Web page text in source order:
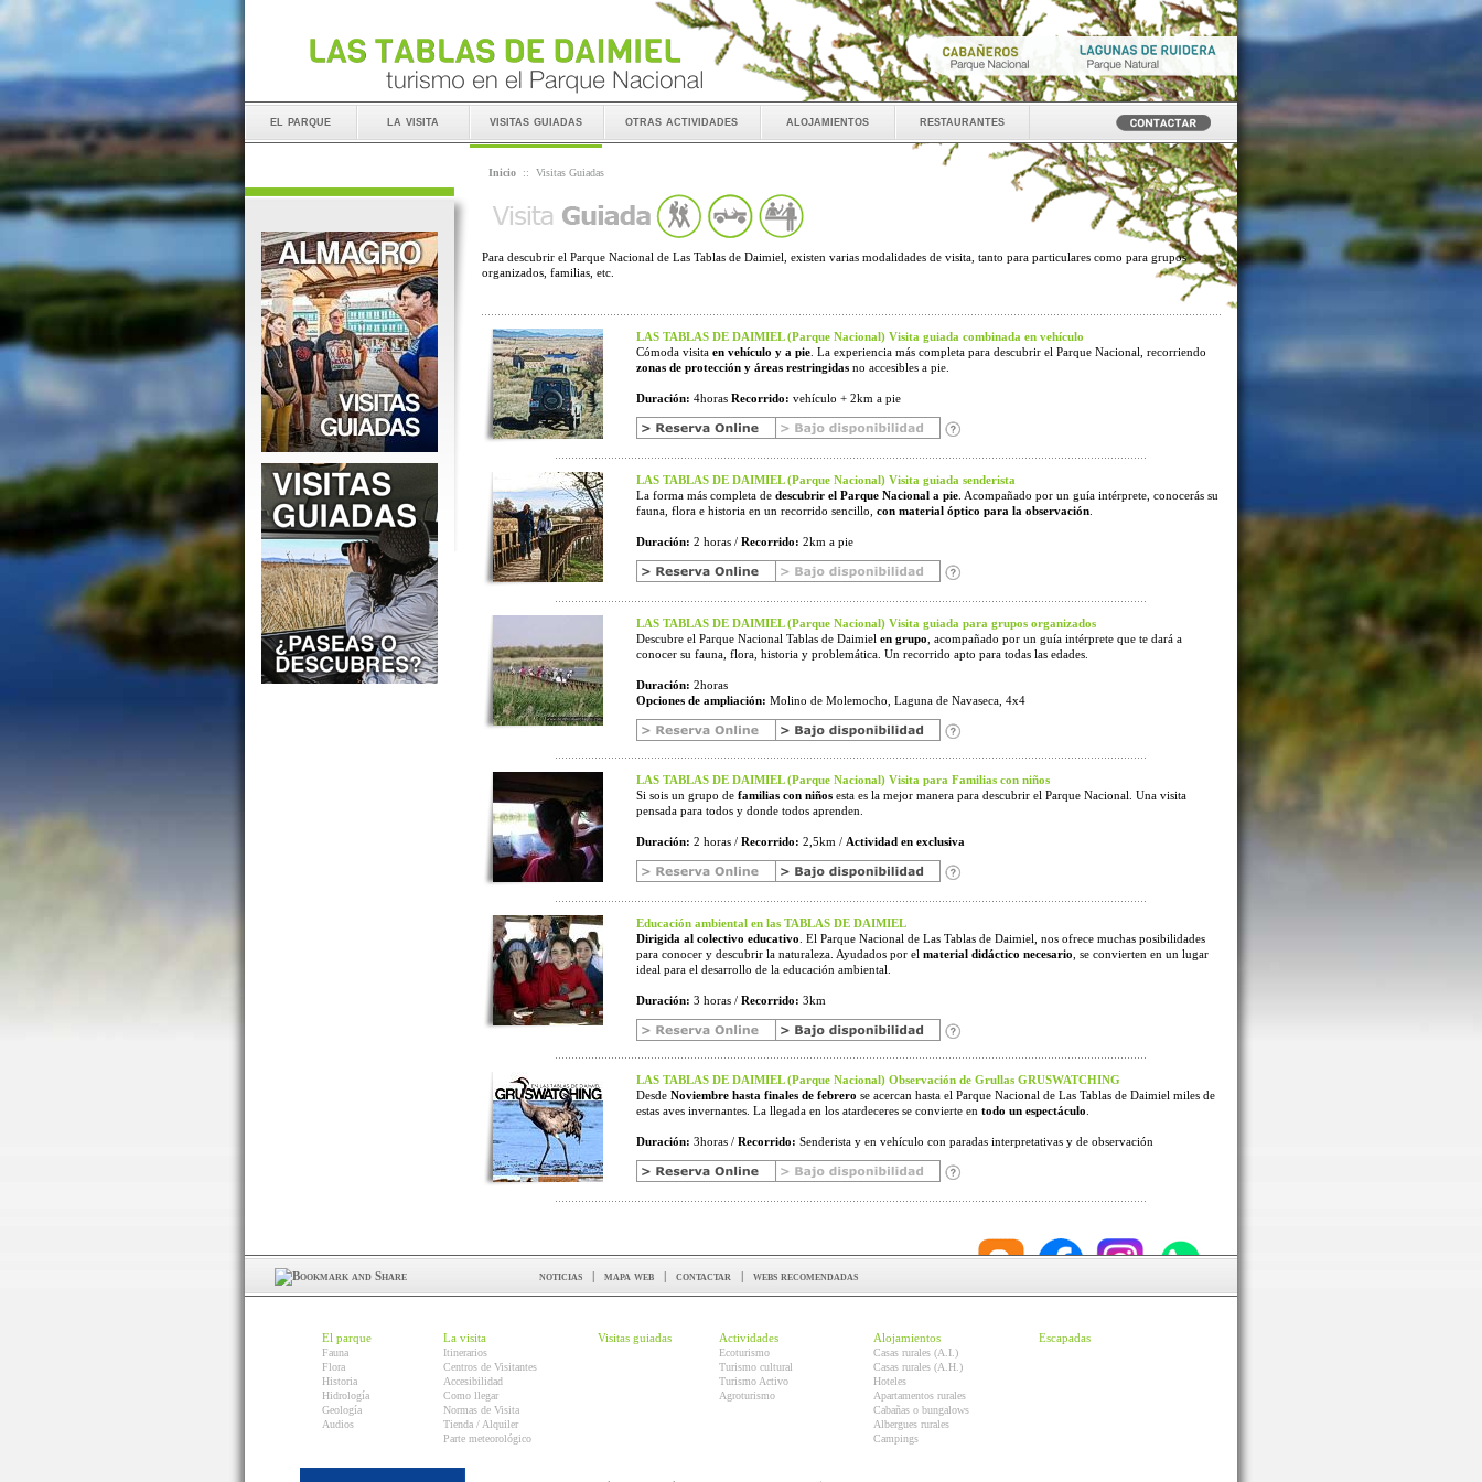
el parque la visita visitas guiadas otras actividades alojamientos restaurantes
Inicio :: Visitas Guiadas
Para descubrir el Parque Nacional de Las Tablas de Daimiel, existen varias modalidades de visita, tanto para particulares como para grupos
organizados, familias, etc.
LAS TABLAS DE DAIMIEL (Parque Nacional) Visita guiada combinada en vehículo
Cómoda visita en vehículo y a pie . La experiencia más completa para descubrir el Parque Nacional, recorriendo
zonas de protección y áreas restringidas no accesibles a pie.
Duración: 4horas Recorrido: vehículo + 2km a pie
LAS TABLAS DE DAIMIEL (Parque Nacional) Visita guiada senderista
La forma más completa de descubrir el Parque Nacional a pie . Acompañado por un guía intérprete, conocerás su
fauna, flora e historia en un recorrido sencillo, con material óptico para la observación
Duración: 2 horas / Recorrido: 2km a pie
LAS TABLAS DE DAIMIEL (Parque Nacional) Visita guiada para grupos organizados
Descubre el Parque Nacional Tablas de Daimiel en grupo , acompañado por un guía intérprete que te dará a
conocer su fauna, flora, historia y problemática. Un recorrido apto para todas las edades.
Duración: 2horas
Opciones de ampliación: Molino de Molemocho, Laguna de Navaseca, 4x4
LAS TABLAS DE DAIMIEL (Parque Nacional) Visita para Familias con niños
Si sois un grupo de familias con niños esta es la mejor manera para descubrir el Parque Nacional. Una visita
pensada para todos y donde todos aprenden.
Duración: 2 horas / Recorrido: 2,5km / Actividad en exclusiva
Educación ambiental en las TABLAS DE DAIMIEL
Dirigida al colectivo educativo . El Parque Nacional de Las Tablas de Daimiel, nos ofrece muchas posibilidades
para conocer y descubrir la naturaleza. Ayudados por el material didáctico necesario , se convierten en un lugar
ideal para el desarrollo de la educación ambiental.
Duración: 3 horas / Recorrido: 3km
LAS TABLAS DE DAIMIEL (Parque Nacional) Observación de Grullas GRUSWATCHING
Desde Noviembre hasta finales de febrero se acercan hasta el Parque Nacional de Las Tablas de Daimiel miles de
estas aves invernantes. La llegada en los atardeceres se convierte en todo un espectáculo
Duración: 3horas / Recorrido: Senderista y en vehículo con paradas interpretativas y de observación
noticias | mapa web | contactar | webs recomendadas
El parque
Fauna
Flora
Historia
Hidrología
Geología
Audios
La visita
Itinerarios
Centros de Visitantes
Accesibilidad
Como llegar
Normas de Visita
Tienda / Alquiler
Parte meteorológico
Visitas guiadas Actividades
Ecoturismo
Turismo cultural
Turismo Activo
Agroturismo
Alojamientos
Casas rurales (A.I.)
Casas rurales (A.H.)
Hoteles
Apartamentos rurales
Cabañas o bungalows
Albergues rurales
Campings
Escapadas